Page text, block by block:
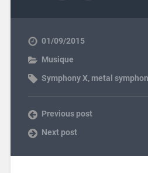
01/09/2015
Musique
Symphony X, metal
Previous post
Next post